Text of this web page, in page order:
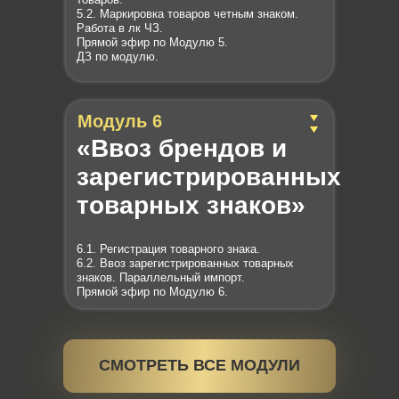
6.1. Регистрация товарного знака.
6.2. Ввоз зарегистрированных товарных
знаков. Параллельный импорт.
Прямой эфир по Модулю 6.
«Ввоз брендов и
зарегистрированных
товарных знаков»
Модуль 6
5.2. Маркировка товаров четным знаком.
Работа в лк ЧЗ.
Прямой эфир по Модулю 5.
ДЗ по модулю.
«Страна
«Взаимодействие со
СМОТРЕТЬ ВСЕ МОДУЛИ